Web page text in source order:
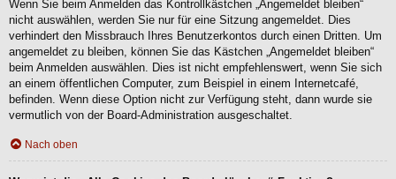
Wenn Sie beim Anmelden das Kontrollkästchen „Angemeldet bleiben“
nicht auswählen, werden Sie nur für eine Sitzung angemeldet. Dies
verhindert den Missbrauch Ihres Benutzerkontos durch einen Dritten. Um
angemeldet zu bleiben, können Sie das Kästchen „Angemeldet bleiben“
beim Anmelden auswählen. Dies ist nicht empfehlenswert, wenn Sie sich
an einem öffentlichen Computer, zum Beispiel in einem Internetcafé,
befinden. Wenn diese Option nicht zur Verfügung steht, dann wurde sie
vermutlich von der Board-Administration ausgeschaltet.
Nach oben